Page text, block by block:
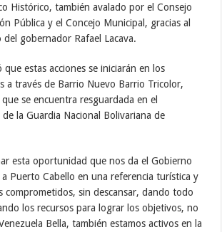
Histórico, también avalado por el Consejo
Pública y el Concejo Municipal, gracias al
gobernador Rafael Lacava.
que estas acciones se iniciarán en los
a través de Barrio Nuevo Barrio Tricolor,
que se encuentra resguardada en el
la Guardia Nacional Bolivariana de
esta oportunidad que nos da el Gobierno
Puerto Cabello en una referencia turística y
comprometidos, sin descansar, dando todo
los recursos para lograr los objetivos, no
Bella, también estamos activos en la